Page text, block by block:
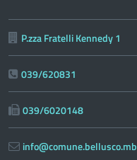
P.zza Fratelli Kennedy 1
039/620831
039/6020148